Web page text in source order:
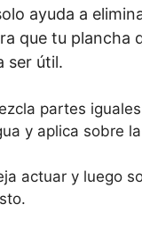
ayuda a
que tu plancha
ser útil.
partes
y aplica sobre
actuar y luego